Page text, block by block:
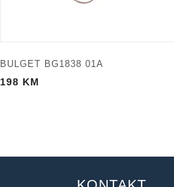
BULGET BG1838 01A
198 KM